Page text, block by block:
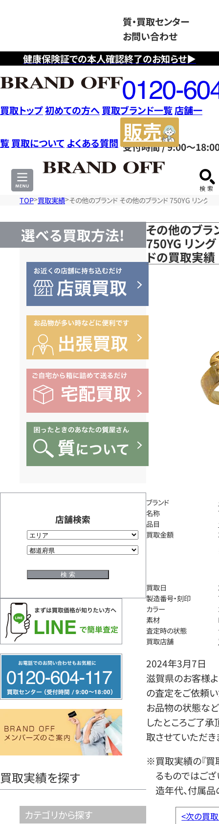
健康保険証での本人確認終了のお知らせ▶
質・買取センター
お問い合わせ
フ
リ
ー
ダ
イ
ヤ
ル
0120604117
受付時間 / 9:00～
買取トップ初めての方へ 買取ブランド一覧店舗一
覧 買取について よくある質問
サ
TOP 買取実績 その他のブランド その他のブランド 750YG リング
選べる買取方法!
店舗検索
リ
ー
ヤ
買取実績を探す
カテゴリから探す
その他のブラ
750YG リン
ドの買取実績
ブランド
名称
品目
買取金額
買取日
製造番号・刻印
カラー
素材
査定時の状態
買取店舗
2024年3月7日
滋賀県のお客様よ
の査定をご依頼い
お品物の状態など
したところご了
取させていただき
※買取実績の『買
るものではござ
造年代、付属品
<次の買